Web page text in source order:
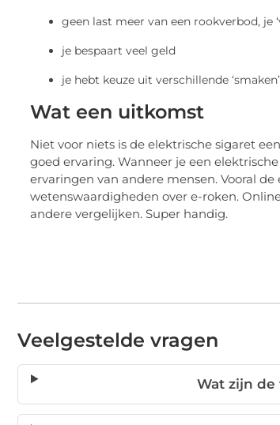
geen last meer van een rookverbod, je
je bespaart veel geld
je hebt keuze uit verschillende ‘smaken’
Wat een uitkomst
Niet voor niets is de elektrische sigaret
goed ervaring. Wanneer je een
ervaringen van andere mensen. Vooral
wetenswaardigheden over e-roken.
andere vergelijken. Super handig.
Veelgestelde vragen
Wat zijn de